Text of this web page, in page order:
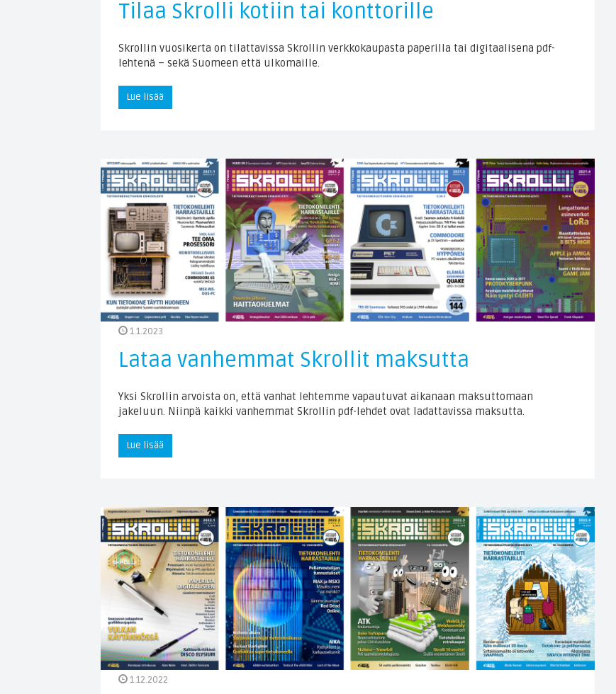
Tilaa Skrolli kotiin tai konttorille
Skrollin vuosikerta on tilattavissa Skrollin verkkokaupasta paperilla tai digitaalisena pdf-
lehtenä – sekä Suomeen että ulkomaille.
Lue lisää
1.1.2023
Lataa vanhemmat Skrollit maksutta
Yksi Skrollin arvoista on, että vanhat lehtemme vapautuvat aikanaan maksuttomaan
jakeluun. Niinpä kaikki vanhemmat Skrollin pdf-lehdet ovat ladattavissa maksutta.
Lue lisää
1.12.2022